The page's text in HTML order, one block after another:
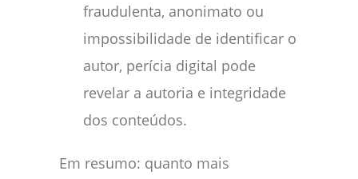
fraudulenta, anonimato ou
impossibilidade de identificar o
autor, perícia digital pode
revelar a autoria e integridade
dos conteúdos.
Em resumo: quanto mais